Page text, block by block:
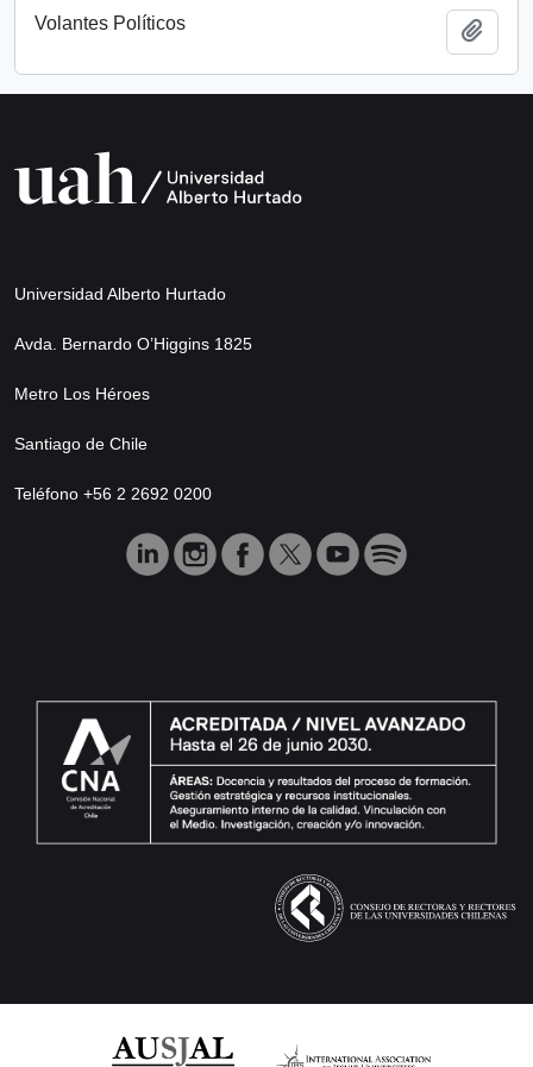
Volantes Políticos
Universidad Alberto Hurtado
Avda. Bernardo O’Higgins 1825
Metro Los Héroes
Santiago de Chile
Teléfono +56 2 2692 0200